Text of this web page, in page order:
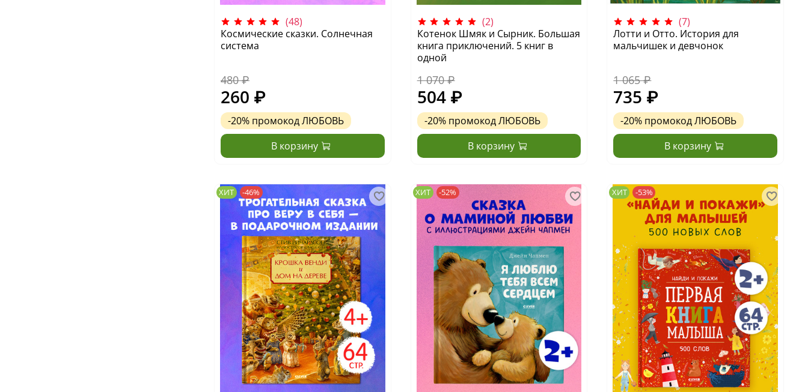
(48)
Космические сказки. Солнечная
система
480 ₽
260 ₽
-20% промокодЛЮБОВЬ
В корзину
(2)
Котенок Шмяк и Сырник. Большая
книга приключений. 5 книг в
одной
1 070 ₽
504 ₽
-20% промокодЛЮБОВЬ
В корзину
(7)
Лотти и Отто. История для
мальчишек и девчонок
1 065 ₽
735 ₽
-20% промокодЛЮБОВЬ
В корзину
ХИТ -46% ХИТ -52% ХИТ -53%